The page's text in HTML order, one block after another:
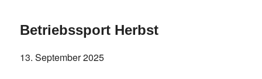
Betriebssport Herbst
13. September 2025